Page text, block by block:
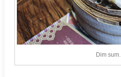
Dim sum.